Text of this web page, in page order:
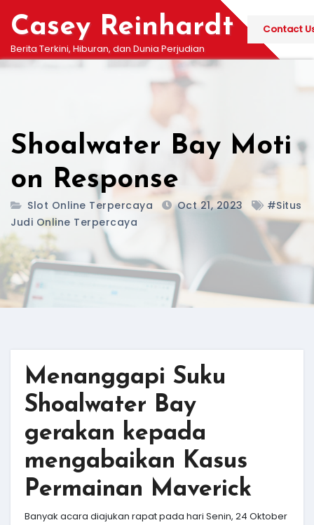
content
Casey Reinhardt
Berita Terkini, Hiburan, dan Dunia Perjudian
Contact
Shoalwater Bay Moti
on Response
Slot Online Terpercaya Oct 21, 2023
#situs
Judi Online Terpercaya
Menanggapi Suku
Shoalwater Bay
gerakan kepada
mengabaikan Kasus
Permainan Maverick
Banyak acara diajukan rapat pada hari Senin, 24 Oktober